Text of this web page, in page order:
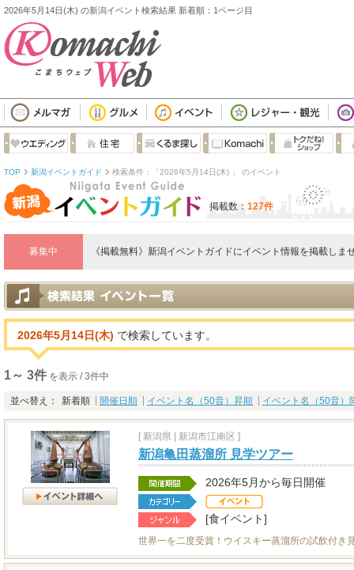
2026年5月14日(木) の新潟イベント検索結果 新着順：1ページ目
TOP 新潟イベントガイド 検索条件：「2026年5月14日(木) 」 のイベント
掲載数： 127件
募集中 《掲載無料》新潟イベントガイドにイベント情報を掲載しま
2026年5月14日(木) で検索しています。
1～ 3件 を表示 / 3件中
並べ替え： 新着順 開催日順 イベント名（50音）昇順 イベント名（50音）
[ 新潟県 新潟市江南区 ]
新潟亀田蒸溜所 見学ツアー
2026年5月から毎日開催
[食イベント]
世界一を二度受賞！ウイスキー蒸溜所の試飲付き